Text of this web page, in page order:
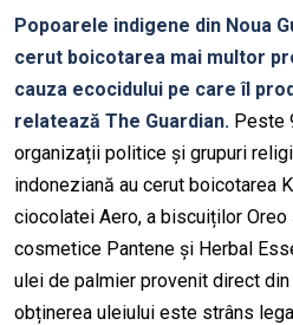
Popoarele indigene din Noua
cerut boicotarea mai multor
cauza ecocidului pe care îl
relatează The Guardian. Peste
organizații politice și grupuri
indoneziană au cerut boicotarea
ciocolatei Aero, a biscuiților Oreo
cosmetice Pantene și Herbal E
ulei de palmier provenit direct
obținerea uleiului este strâns